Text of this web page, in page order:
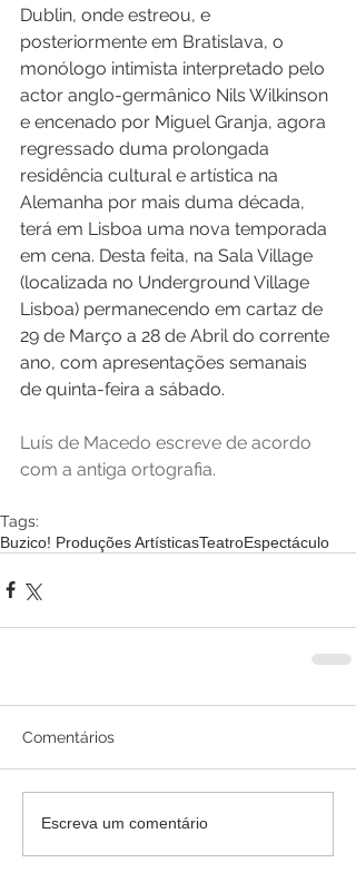
Dublin, onde estreou, e
posteriormente em Bratislava, o
monólogo intimista interpretado pelo
actor anglo-germânico Nils Wilkinson
e encenado por Miguel Granja, agora
regressado duma prolongada
residência cultural e artística na
Alemanha por mais duma década,
terá em Lisboa uma nova temporada
em cena. Desta feita, na Sala Village
(localizada no Underground Village
Lisboa) permanecendo em cartaz de
29 de Março a 28 de Abril do corrente
ano, com apresentações semanais
de quinta-feira a sábado.
Luís de Macedo escreve de acordo
com a antiga ortografia.
Tags:
Buzico! Produções ArtísticasTeatroEspectáculo
Comentários
Escreva um comentário